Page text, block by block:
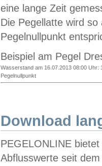
eine lange Zeit
Die Pegellatte wird
Pegelnullpunkt
Beispiel am Pegel
Wasserstand am 16.07.2013 08:00 Uhr:
Pegelnullpunkt
Download
PEGELONLINE
Abflusswerte seit